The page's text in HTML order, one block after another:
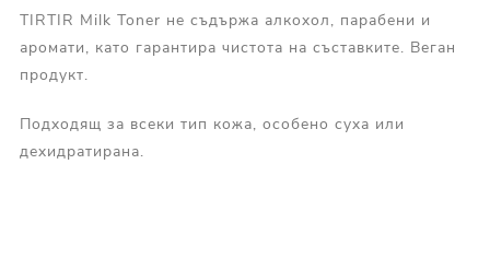
TIRTIR Milk Toner не съдържа алкохол, парабени и
аромати, като гарантира чистота на съставките. Веган
продукт.
Подходящ за всеки тип кожа, особено суха или
дехидратирана.